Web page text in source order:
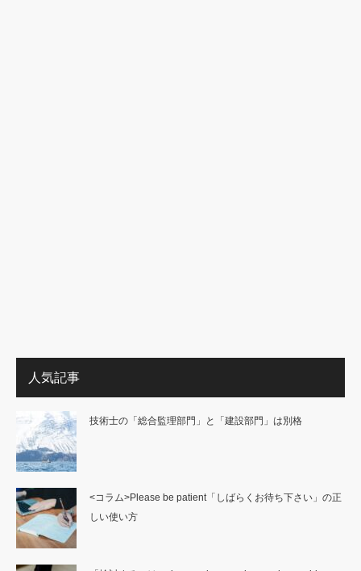
人気記事
技術士の「総合監理部門」と「建設部門」は別格
<コラム>Please be patient「しばらくお待ち下さい」の正
しい使い方